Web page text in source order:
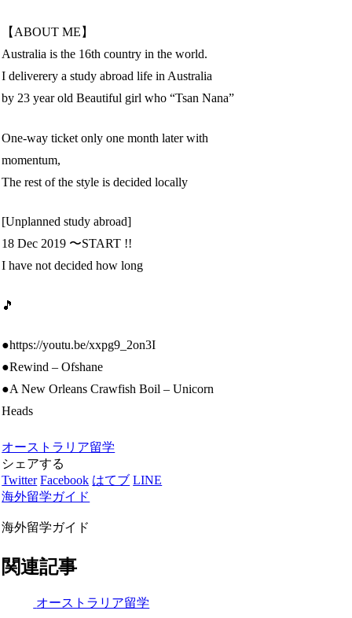
【ABOUT ME】
Australia is the 16th country in the world.
I deliverery a study abroad life in Australia
by 23 year old Beautiful girl who “Tsan Nana”
One-way ticket only one month later with
momentum,
The rest of the style is decided locally
[Unplanned study abroad]
18 Dec 2019 〜START !!
I have not decided how long
🎵
●https://youtu.be/xxpg9_2on3I
●Rewind – Ofshane
●A New Orleans Crawfish Boil – Unicorn
Heads
オーストラリア留学
シェアする
Twitter Facebook はてブ LINE
海外留学ガイド
海外留学ガイド
関連記事
オーストラリア留学